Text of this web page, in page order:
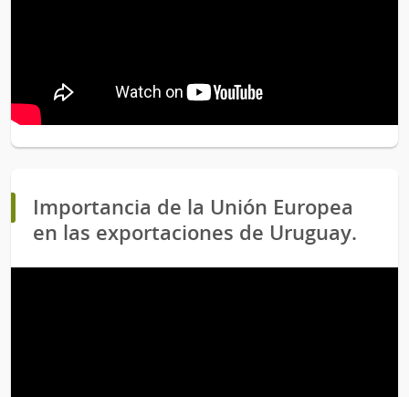
Importancia de la Unión Europea
en las exportaciones de Uruguay.